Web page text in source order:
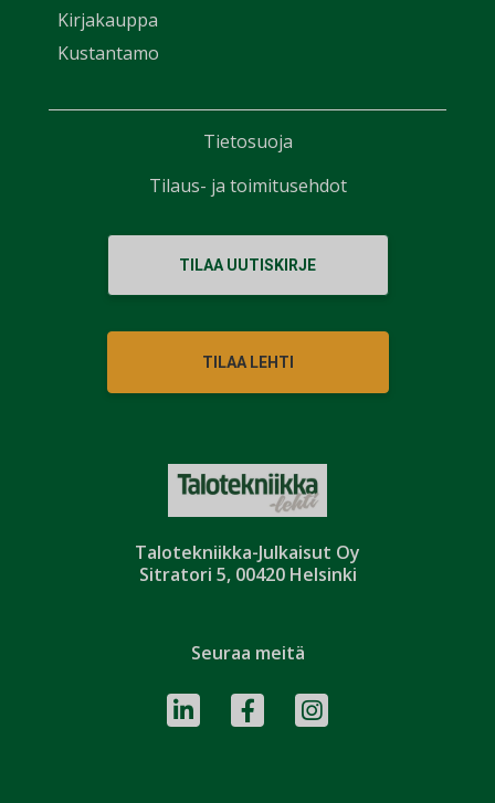
Talotekniikka-Julkaisut Oy
Sitratori 5, 00420 Helsinki
Kirjakauppa
Kustantamo
TILAA UUTISKIRJE
TILAA LEHTI
Seuraa meitä
Tietosuoja
Tilaus- ja toimitusehdot